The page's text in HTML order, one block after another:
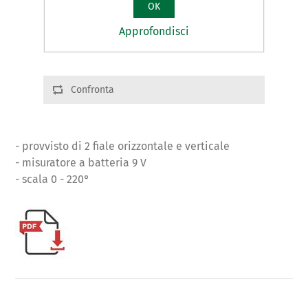
Varianti prodotto
Cod.: 66201 | L:450 | g.600
Confronta
- provvisto di 2 fiale orizzontale e verticale
- misuratore a batteria 9 V
- scala 0 - 220°
OK
Approfondisci